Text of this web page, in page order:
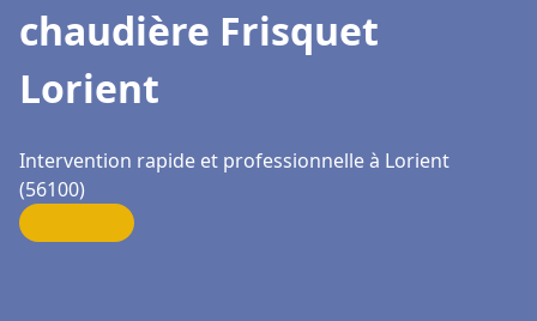
chaudière Frisquet
Lorient
Intervention rapide et professionnelle à Lorient
(56100)